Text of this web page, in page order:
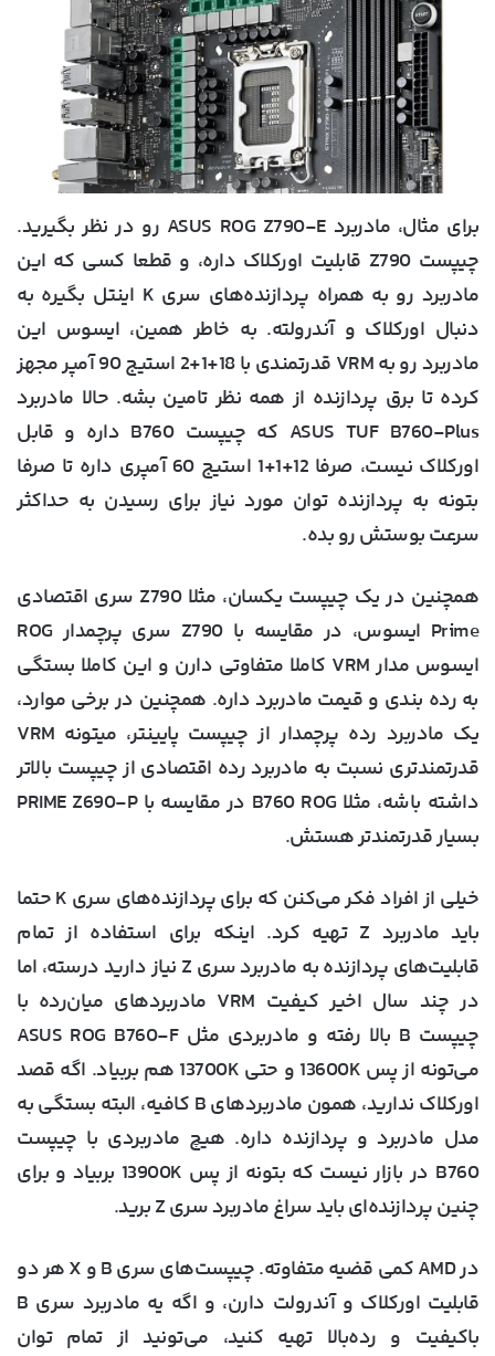
برای مثال، مادربرد ASUS ROG Z790-E رو در نظر بگیرید.
چیپست Z790 قابلیت اورکلاک داره، و قطعا کسی که این
مادربرد رو به همراه پردازنده‌های سری K اینتل بگیره به
دنبال اورکلاک و آندرولته. به خاطر همین، ایسوس این
مادربرد رو به VRM قدرتمندی با 18+1+2 استیج 90 آمپر مجهز
کرده تا برق پردازنده از همه نظر تامین بشه. حالا مادربرد
ASUS TUF B760-Plus که چیپست B760 داره و قابل
اورکلاک نیست، صرفا 12+1+1 استیج 60 آمپری داره تا صرفا
بتونه به پردازنده توان مورد نیاز برای رسیدن به حداکثر
سرعت بوستش رو بده.
همچنین در یک چیپست یکسان، مثلا Z790 سری اقتصادی
Prime ایسوس، در مقایسه با Z790 سری پرچمدار ROG
ایسوس مدار VRM کاملا متفاوتی دارن و این کاملا بستگی
به رده بندی و قیمت مادربرد داره. همچنین در برخی موارد،
یک مادربرد رده پرچمدار از چیپست پایینتر، میتونه VRM
قدرتمندتری نسبت به مادربرد رده اقتصادی از چیپست بالاتر
داشته باشه، مثلا B760 ROG در مقایسه با PRIME Z690-P
بسیار قدرتمندتر هستش.
خیلی از افراد فکر می‌کنن که برای پردازنده‌های سری K حتما
باید مادربرد Z تهیه کرد. اینکه برای استفاده از تمام
قابلیت‌های پردازنده به مادربرد سری Z نیاز دارید درسته، اما
در چند سال اخیر کیفیت VRM مادربردهای میان‌رده با
چیپست B بالا رفته و مادربردی مثل ASUS ROG B760-F
می‌تونه از پس 13600K و حتی 13700K هم بربیاد. اگه قصد
اورکلاک ندارید، همون مادربردهای B کافیه، البته بستگی به
مدل مادربرد و پردازنده داره. هیچ مادربردی با چیپست
B760 در بازار نیست که بتونه از پس 13900K بربیاد و برای
چنین پردازنده‌ای باید سراغ مادربرد سری Z برید.
در AMD کمی قضیه متفاوته. چیپست‌های سری B و X هر دو
قابلیت اورکلاک و آندرولت دارن، و اگه یه مادربرد سری B
باکیفیت و رده‌بالا تهیه کنید، می‌تونید از تمام توان